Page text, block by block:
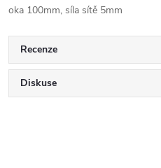
oka 100mm, síla sítě 5mm
Recenze
Diskuse